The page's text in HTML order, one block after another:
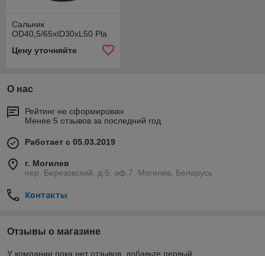
Сальник
OD40,5/65xID30xL50 Pla
Цену уточняйте
О нас
Рейтинг не сформирован
Менее 5 отзывов за последний год
Работает с 05.03.2019
г. Могилев
пер. Березовский, д.5, оф.7, Могилев, Беларусь
Контакты
Отзывы о магазине
У компании пока нет отзывов, добавьте первый